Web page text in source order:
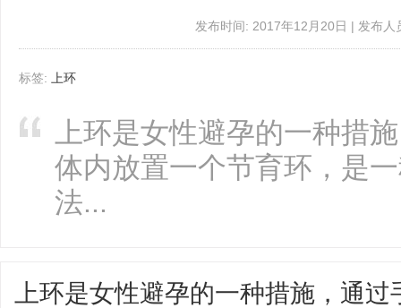
发布时间: 2017年12月20日 | 发布
标签: 上环
上环是女性避孕的一种措
体内放置一个节育环，是
法...
上环是女性避孕的一种措施，通